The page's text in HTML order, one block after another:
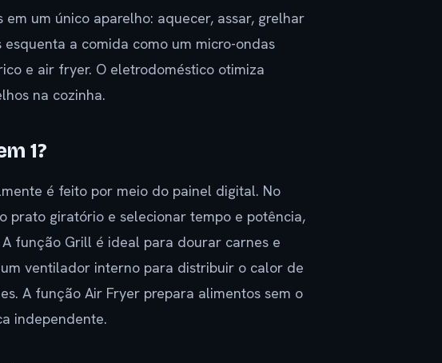
um único aparelho: aquecer, assar, grelhar
a comida como um micro-ondas
e air fryer. O eletrodoméstico otimiza
na cozinha.
1?
é feito por meio do painel digital. No
prato giratório e selecionar tempo e potência,
função Grill é ideal para dourar carnes e
ventilador interno para distribuir o calor de
A função Air Fryer prepara alimentos sem o
independente.